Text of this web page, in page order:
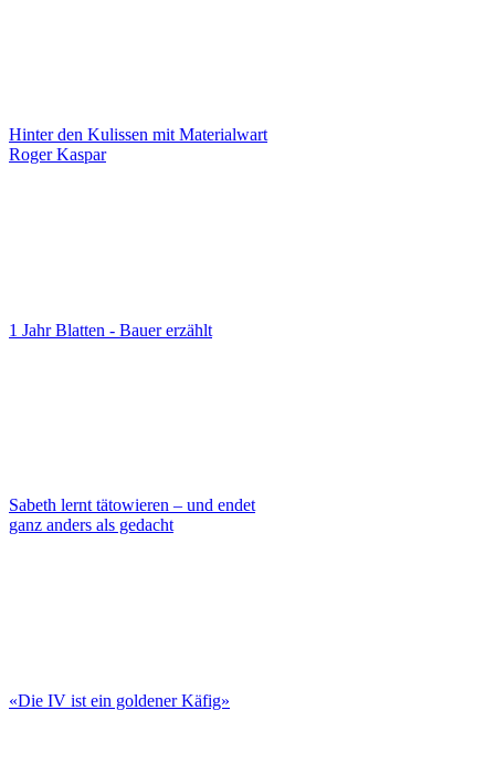
Hinter den Kulissen mit Materialwart
Roger Kaspar
1 Jahr Blatten - Bauer erzählt
Sabeth lernt tätowieren – und endet
ganz anders als gedacht
«Die IV ist ein goldener Käfig»